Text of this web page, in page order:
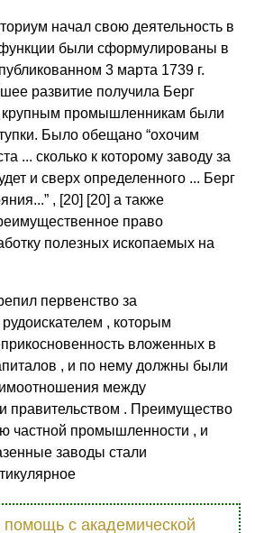
начал свою деятельность в
функции были сформулированы в
3 марта 1739 г.
развитие получила Берг
крупным промышленникам были
Было обещано “охочим
... сколько к которому заводу за
и сверх определенного ... Берг
, [20] [20] а также
право
полезных ископаемых на
первенство за
, которым
вложенных в
, и по нему должны были
между
правительством . Преимущество
частной промышленности , и
заводы стали
с академической